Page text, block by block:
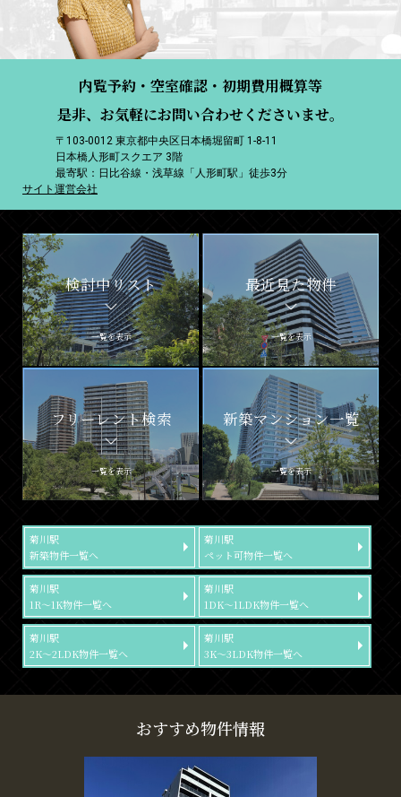
内覧予約・空室確認・初期費用概算等
是非、お気軽にお問い合わせくださいませ。
〒103-0012 東京都中央区日本橋堀留町 1-8-11
日本橋人形町スクエア 3階
最寄駅：日比谷線・浅草線「人形町駅」徒歩3分
サイト運営会社
検討中リスト
一覧を表示
最近見た物件
一覧を表示
フリーレント検索
一覧を表示
新築マンション一覧
一覧を表示
菊川駅
新築物件一覧へ
菊川駅
ペット可物件一覧へ
菊川駅
1R～1K物件一覧へ
菊川駅
1DK～1LDK物件一覧へ
菊川駅
2K～2LDK物件一覧へ
菊川駅
3K～3LDK物件一覧へ
おすすめ物件情報